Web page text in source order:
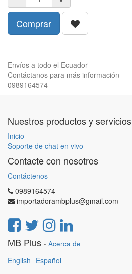
Comprar
Envíos a todo el Ecuador
Contáctanos para más información
0989164574
Nuestros productos y servicios
Inicio
Soporte de chat en vivo
Contacte con nosotros
Contáctenos
0989164574
importadorambplus@gmail.com
MB Plus - Acerca de
English Español